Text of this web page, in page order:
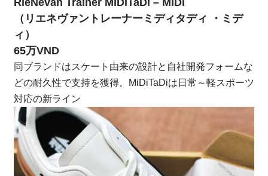
（リエネヴァントレーナーミディタディ ・ミデ
ィ）
65万VND
同ブランドはスケート由来の設計と自社開発フォームな
どの耐久性で支持を獲得。MiDiTaDiは日常～軽スポーツ
対応の新ライン